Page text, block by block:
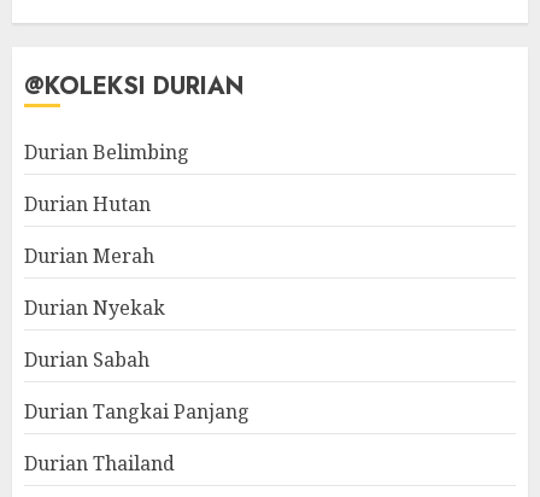
@KOLEKSI DURIAN
Durian Belimbing
Durian Hutan
Durian Merah
Durian Nyekak
Durian Sabah
Durian Tangkai Panjang
Durian Thailand